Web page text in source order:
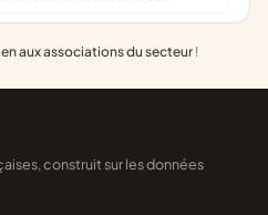
aux associations du secteur !